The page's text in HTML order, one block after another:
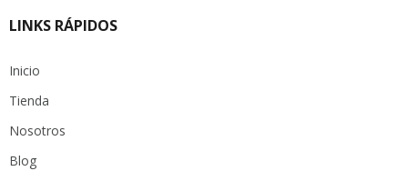
LINKS RÁPIDOS
Inicio
Tienda
Nosotros
Blog